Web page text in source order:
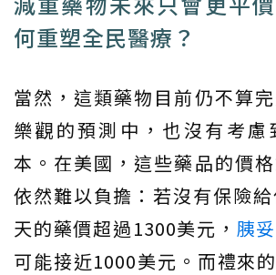
何重塑全民醫療？
當然，這類藥物目前仍不算
樂觀的預測中，也沒有考慮
本。在美國，這些藥品的價
依然難以負擔：若沒有保險給
天的藥價超過1300美元， 胰
可能接近1000美元。而禮來的